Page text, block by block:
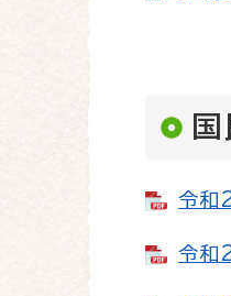
令和
令和